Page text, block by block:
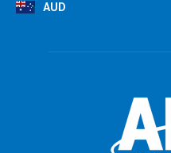
AUD